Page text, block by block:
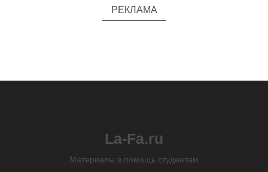
РЕКЛАМА
La-Fa.ru
Материалы в помощь студентам